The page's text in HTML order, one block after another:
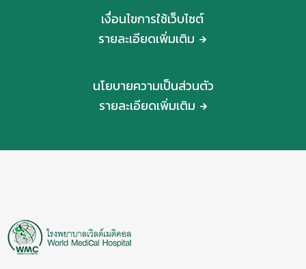
เงื่อนไขการใช้เว็บไซต์
รายละเอียดเพิ่มเติม
นโยบายความเป็นส่วนตัว
รายละเอียดเพิ่มเติม